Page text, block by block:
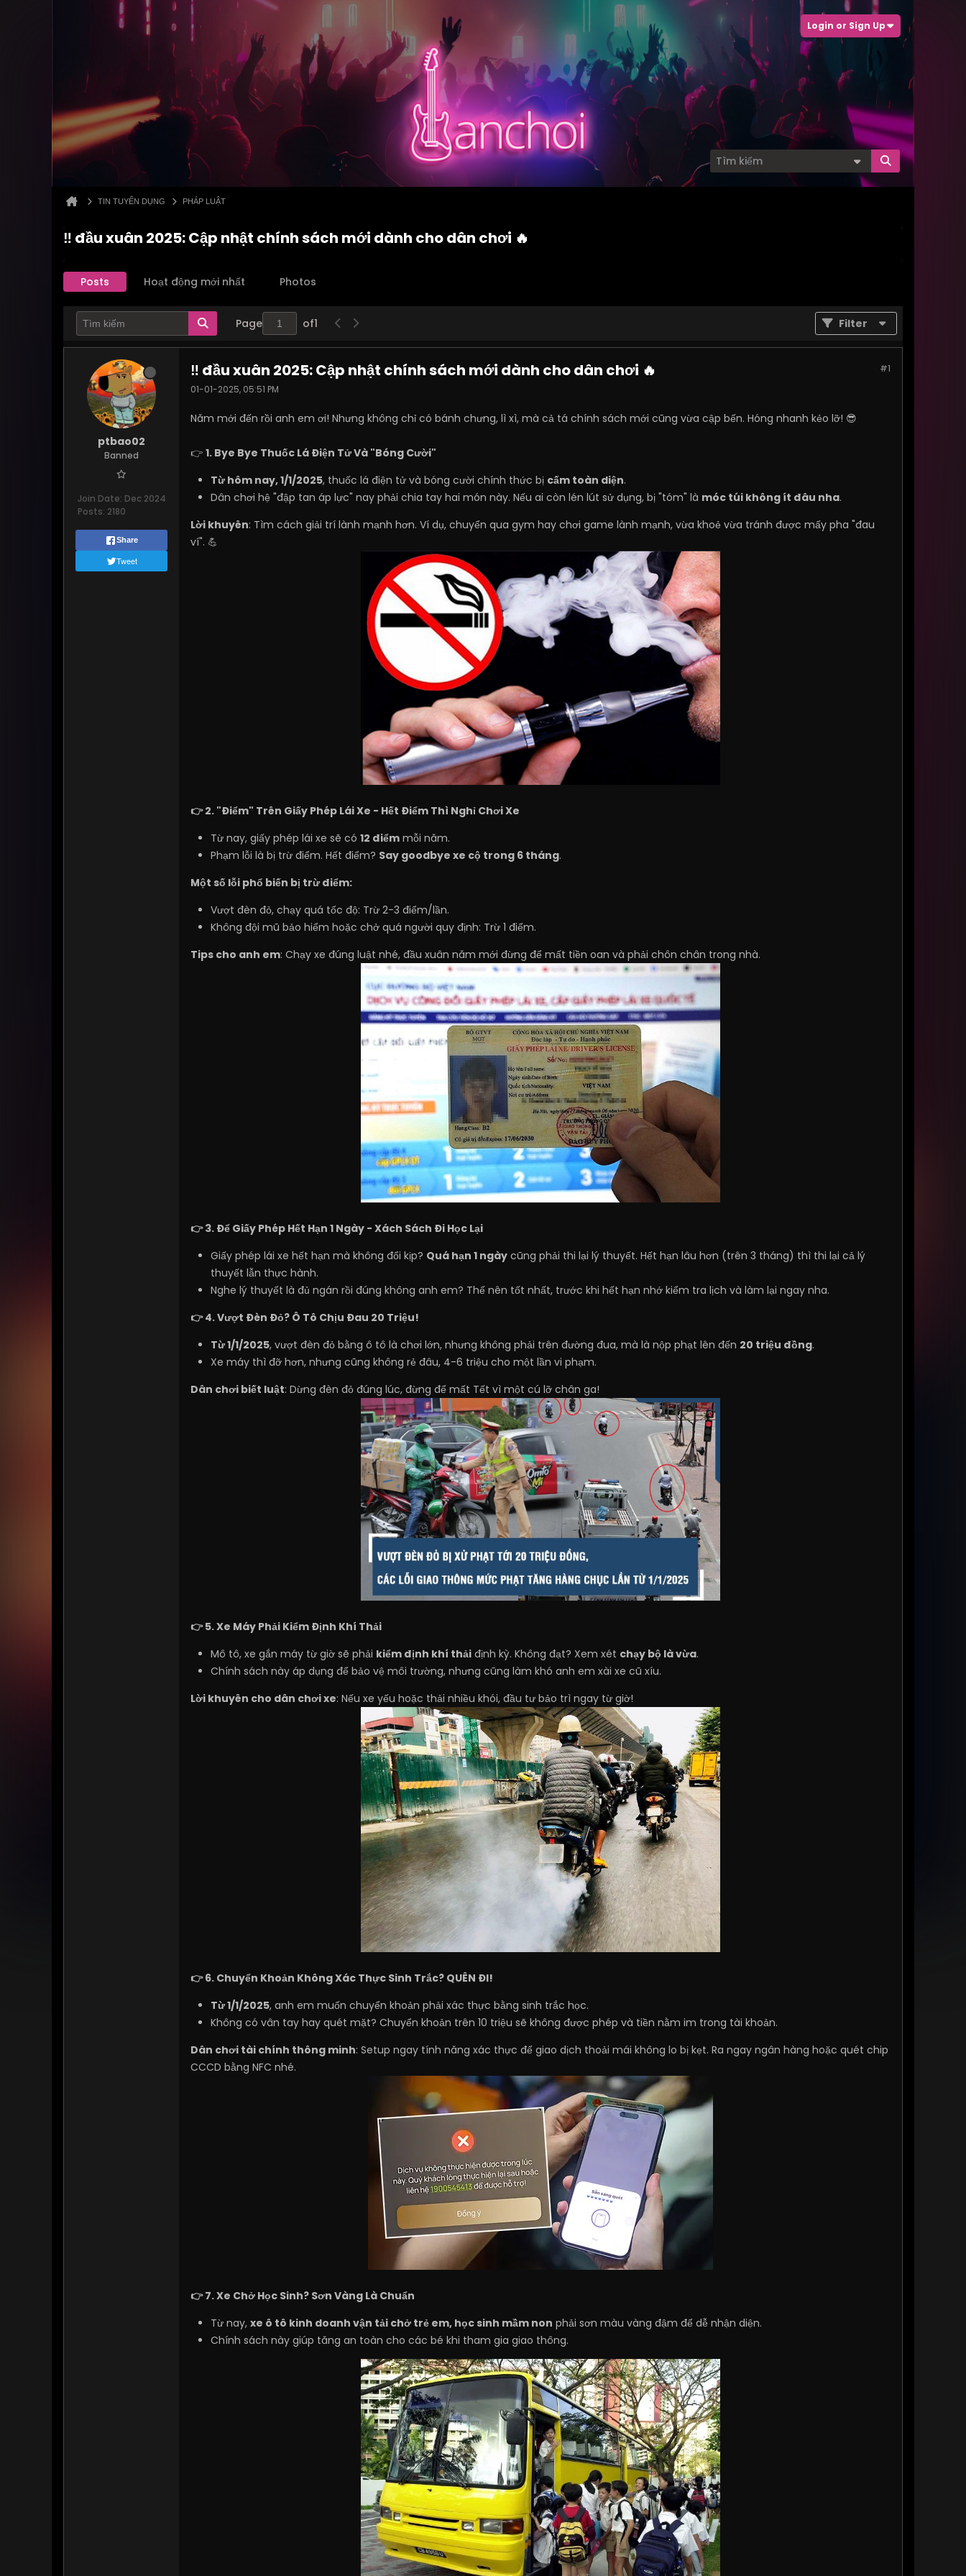
Login or Sign Up
TIN TUYỂN DỤNG PHÁP LUẬT
‼️ đầu xuân 2025: Cập nhật chính sách mới dành cho dân chơi 🔥
Posts Hoạt động mới nhất Photos
Page of1 Filter
ptbao02
Banned
Join Date: Dec 2024
Posts: 2180
Share
Tweet
#1
‼️ đầu xuân 2025: Cập nhật chính sách mới dành cho dân chơi 🔥
01-01-2025, 05:51 PM
Năm mới đến rồi anh em ơi! Nhưng không chỉ có bánh chưng, lì xì, mà cả tá chính sách mới cũng vừa cập bến. Hóng nhanh kẻo lỡ! 😎
👉 1. Bye Bye Thuốc Lá Điện Tử Và "Bóng Cười"
Từ hôm nay, 1/1/2025, thuốc lá điện tử và bóng cười chính thức bị cấm toàn diện.
Dân chơi hệ "đập tan áp lực" nay phải chia tay hai món này. Nếu ai còn lén lút sử dụng, bị "tóm" là móc túi không ít đâu nha.
Lời khuyên: Tìm cách giải trí lành mạnh hơn. Ví dụ, chuyển qua gym hay chơi game lành mạnh, vừa khoẻ vừa tránh được mấy pha "đau
ví". 💪
👉 2. "Điểm" Trên Giấy Phép Lái Xe - Hết Điểm Thì Nghỉ Chơi Xe
Từ nay, giấy phép lái xe sẽ có 12 điểm mỗi năm.
Phạm lỗi là bị trừ điểm. Hết điểm? Say goodbye xe cộ trong 6 tháng.
Một số lỗi phổ biến bị trừ điểm:
Vượt đèn đỏ, chạy quá tốc độ: Trừ 2-3 điểm/lần.
Không đội mũ bảo hiểm hoặc chở quá người quy định: Trừ 1 điểm.
Tips cho anh em: Chạy xe đúng luật nhé, đầu xuân năm mới đừng để mất tiền oan và phải chôn chân trong nhà.
👉 3. Để Giấy Phép Hết Hạn 1 Ngày - Xách Sách Đi Học Lại
Giấy phép lái xe hết hạn mà không đổi kịp? Quá hạn 1 ngày cũng phải thi lại lý thuyết. Hết hạn lâu hơn (trên 3 tháng) thì thi lại cả lý
thuyết lẫn thực hành.
Nghe lý thuyết là đủ ngán rồi đúng không anh em? Thế nên tốt nhất, trước khi hết hạn nhớ kiểm tra lịch và làm lại ngay nha.
👉 4. Vượt Đèn Đỏ? Ô Tô Chịu Đau 20 Triệu!
Từ 1/1/2025, vượt đèn đỏ bằng ô tô là chơi lớn, nhưng không phải trên đường đua, mà là nộp phạt lên đến 20 triệu đồng.
Xe máy thì đỡ hơn, nhưng cũng không rẻ đâu, 4-6 triệu cho một lần vi phạm.
Dân chơi biết luật: Dừng đèn đỏ đúng lúc, đừng để mất Tết vì một cú lỡ chân ga!
👉 5. Xe Máy Phải Kiểm Định Khí Thải
Mô tô, xe gắn máy từ giờ sẽ phải kiểm định khí thải định kỳ. Không đạt? Xem xét chạy bộ là vừa.
Chính sách này áp dụng để bảo vệ môi trường, nhưng cũng làm khó anh em xài xe cũ xíu.
Lời khuyên cho dân chơi xe: Nếu xe yếu hoặc thải nhiều khói, đầu tư bảo trì ngay từ giờ!
👉 6. Chuyển Khoản Không Xác Thực Sinh Trắc? QUÊN ĐI!
Từ 1/1/2025, anh em muốn chuyển khoản phải xác thực bằng sinh trắc học.
Không có vân tay hay quét mặt? Chuyển khoản trên 10 triệu sẽ không được phép và tiền nằm im trong tài khoản.
Dân chơi tài chính thông minh: Setup ngay tính năng xác thực để giao dịch thoải mái không lo bị kẹt. Ra ngay ngân hàng hoặc quét chip
CCCD bằng NFC nhé.
👉 7. Xe Chở Học Sinh? Sơn Vàng Là Chuẩn
Từ nay, xe ô tô kinh doanh vận tải chở trẻ em, học sinh mầm non phải sơn màu vàng đậm để dễ nhận diện.
Chính sách này giúp tăng an toàn cho các bé khi tham gia giao thông.